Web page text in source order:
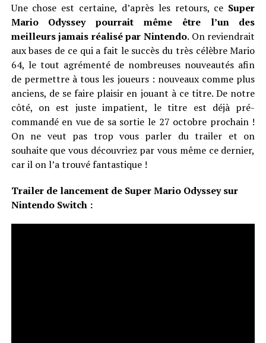
Une chose est certaine, d’après les retours, ce Super
Mario Odyssey pourrait même être l’un des
meilleurs jamais réalisé par Nintendo. On reviendrait
aux bases de ce qui a fait le succès du très célèbre Mario
64, le tout agrémenté de nombreuses nouveautés afin
de permettre à tous les joueurs : nouveaux comme plus
anciens, de se faire plaisir en jouant à ce titre. De notre
côté, on est juste impatient, le titre est déjà pré-
commandé en vue de sa sortie le 27 octobre prochain !
On ne veut pas trop vous parler du trailer et on
souhaite que vous découvriez par vous même ce dernier,
car il on l’a trouvé fantastique !
Trailer de lancement de Super Mario Odyssey sur
Nintendo Switch :